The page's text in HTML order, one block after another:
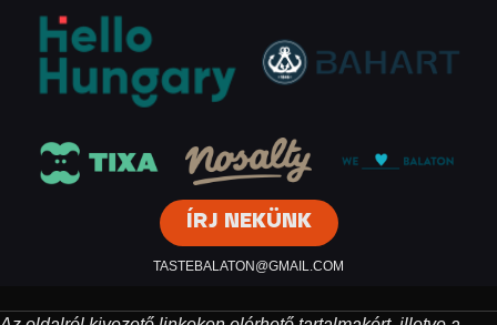
ÍRJ NEKÜNK
TASTEBALATON@GMAIL.COM